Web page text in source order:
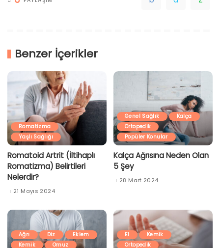
Benzer İçerikler
Romatizma
Yaşlı Sağlığı
Romatoid Artrit (İltihaplı
Romatizma) Belirtileri
Nelerdir?
21 Mayıs 2024
Genel Sağlık
Kalça
Ortopedik
Popüler Konular
Kalça Ağrısına Neden Olan
5 Şey
28 Mart 2024
Ağrı Diz
Eklem
Kemik
Omuz
El
Kemik
Ortopedik